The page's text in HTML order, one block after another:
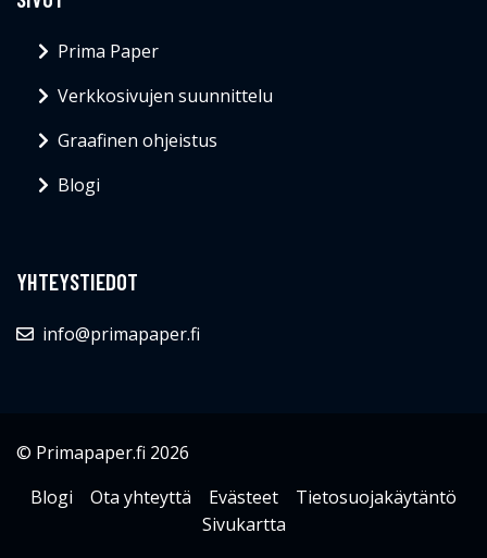
Prima Paper
Verkkosivujen suunnittelu
Graafinen ohjeistus
Blogi
YHTEYSTIEDOT
info@primapaper.fi
© Primapaper.fi 2026
Blogi
Ota yhteyttä Evästeet
Tietosuojakäytäntö
Sivukartta